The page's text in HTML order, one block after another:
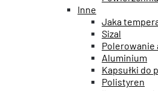
Inne
Jaka
Sizal
Polerowanie
Aluminium
Kapsułki do
Polistyren